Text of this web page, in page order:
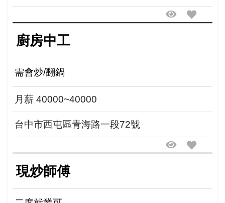
廚房中工
需會炒/翻鍋
月薪 40000~40000
台中市西屯區青海路一段72號
現炒師傅